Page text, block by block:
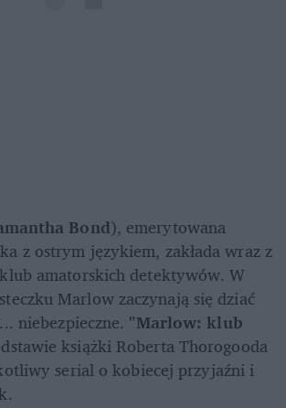
Bond), emerytowana
z ostrym językiem, zakłada wraz z
amatorskich detektywów. W
Marlow zaczynają się dziać
niebezpieczne. "Marlow: klub
książki Roberta Thorogooda
serial o kobiecej przyjaźni i